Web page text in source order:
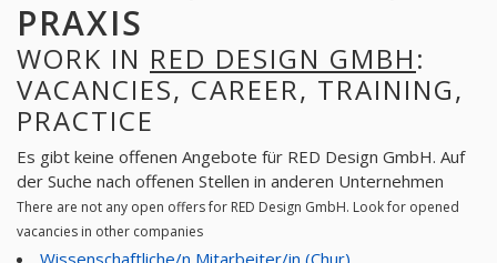
PRAXIS
WORK IN RED DESIGN GMBH:
VACANCIES, CAREER, TRAINING,
PRACTICE
Es gibt keine offenen Angebote für RED Design GmbH. Auf
der Suche nach offenen Stellen in anderen Unternehmen
There are not any open offers for RED Design GmbH. Look for opened
vacancies in other companies
Wissenschaftliche/n Mitarbeiter/in (Chur)